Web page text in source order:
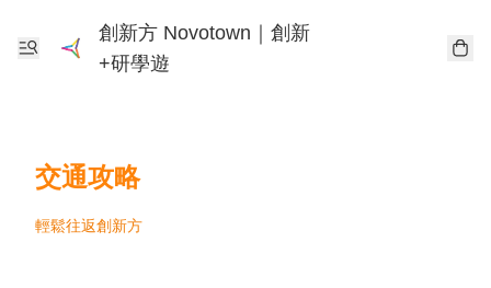
創新方 Novotown｜創新
+研學遊
交通攻略
輕鬆往返創新方